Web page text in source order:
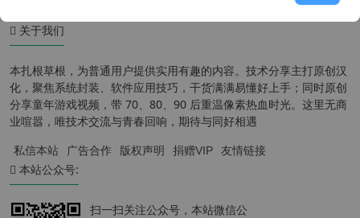
关于我们
本扎根草根，为普通用户提供实用有趣的内容。技术分享主打原创汉
化，聚焦系统封装、软件应用技巧，干货满满易懂好上手；同时原创
分享童年游戏视频，带 70、80、90 后重温像素热血时光。这里无商
业喧嚣，唯技术交流与青春回响，期待与同好相遇
私信本站 广告合作 版权声明 捐赠VIP 友情链接
本站公众号:
扫一扫关注公众号，本站微信公